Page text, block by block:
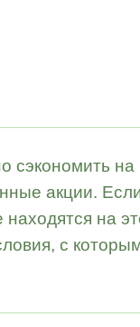
сэкономить на
акции.
на
с